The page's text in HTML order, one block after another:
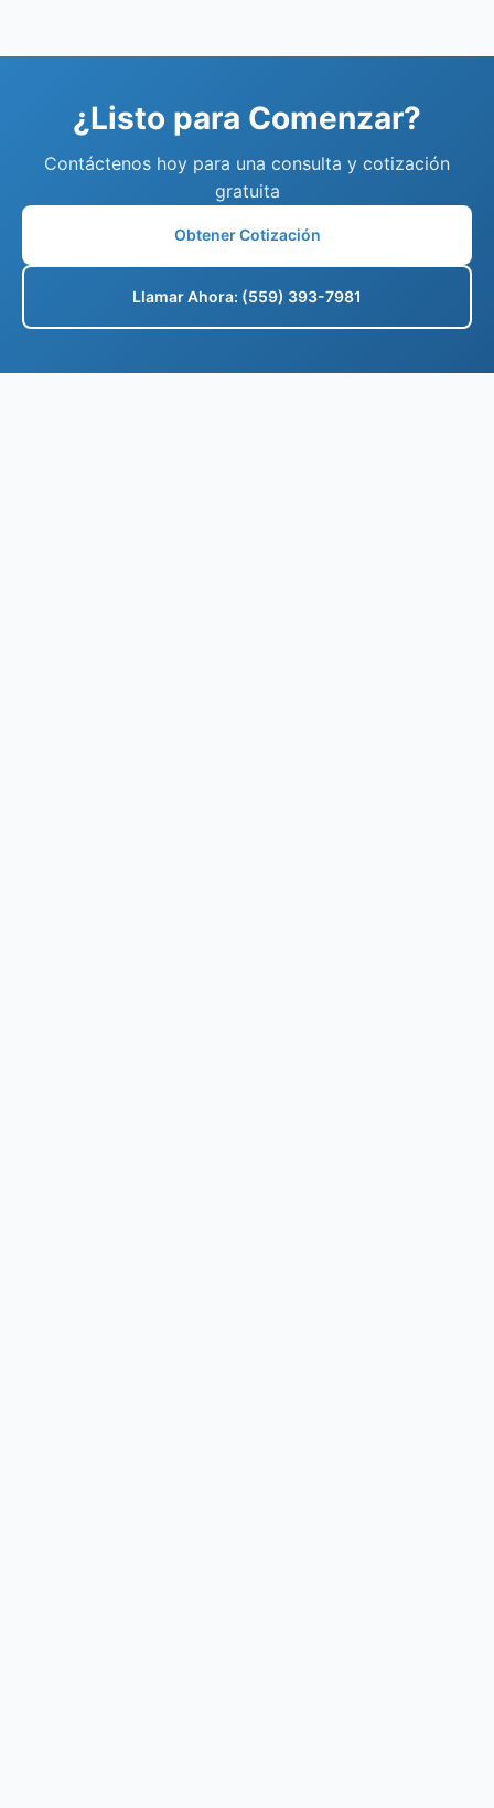
¿Listo para Comenzar?
Contáctenos hoy para una consulta y cotización
gratuita
Obtener Cotización
Llamar Ahora: (559) 393-7981